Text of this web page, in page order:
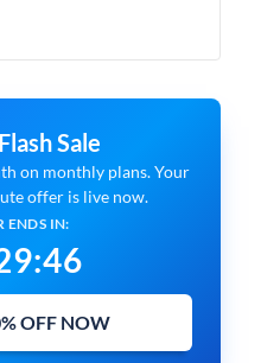
Sale
on monthly plans. Your
offer is live now.
ENDS IN:
:45
OFF NOW